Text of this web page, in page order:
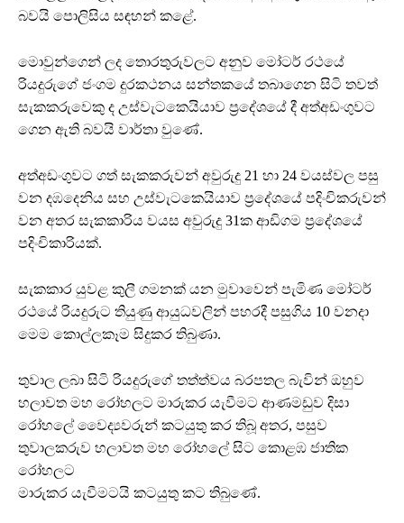
බවයි පොලිසිය සඳහන් කළේ.
මොවුන්ගෙන් ලද තොරතුරුවලට අනුව මෝටර් රථයේ
රියදුරුගේ ජංගම දුරකථනය සන්තකයේ තබාගෙන සිටි තවත්
සැකකරුවෙකු ද උස්වැටකෙයියාව ප්‍රදේශයේ දී අත්අඩංගුවට
ගෙන ඇති බවයි වාර්තා වුණේ.
අත්අඩංගුවට ගත් සැකකරුවන් අවුරුදු 21 හා 24 වයස්වල පසු
වන දඹදෙනිය සහ උස්වැටකෙයියාව ප්‍රදේශයේ පදිංචිකරුවන්
වන අතර සැකකාරිය වයස අවුරුදු 31ක ආඩිගම ප්‍රදේශයේ
පදිංචිකාරියක්.
සැකකාර යුවළ කුලී ගමනක් යන මුවාවෙන් පැමිණ මෝටර්
රථයේ රියදුරුට තියුණු ආයුධවලින් පහරදී පසුගිය 10 වනදා
මෙම කොල්ලකෑම සිදුකර තිබුණා.
තුවාල ලබා සිටි රියදුරුගේ තත්ත්වය බරපතල බැවින් ඔහුව
හලාවත මහ රෝහලට මාරුකර යැවීමට ආණමඩුව දිසා
රෝහලේ වෛද්‍යවරුන් කටයුතු කර තිබූ අතර, පසුව
තුවාලකරුව හලාවත මහ රෝහලේ සිට කොළඹ ජාතික
රෝහලට
මාරුකර යැවීමටයි කටයුතු කට තිබුණේ.